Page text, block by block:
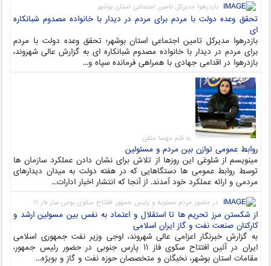
بازدرهوا مدیرکل تامین اجتماعی استان بوشهر
تحقق وعده دولت با مردم برای مردم در دیدار با خانواده مصدوم شبانکاره
ای
بازدرهوا مدیرکل تامین اجتماعی استان بوشهر؛ تحقق وعده دولت با مردم
برای مردم در دیدار با خانواده مصدوم شبانکاره ای به گزارش عالی شهروند،
بازدرهوا در اقدامی جهادی با همراهی فرمانده سپاه و...
به قلم مهسا متقی
روابط عمومی توازن بین مردم و مسئولین
مینویسم از شلوغی این روزها از تلاش برای نشان دادن عملکرد سازمان ها
توسط روابط عمومی ها دستگاهایی که در هفته دولت به میدان دیدارهای
مردمی و ارائه عملکرد خود آمدند. از آنجا که انتشار اخبار ادارات...
در حضور مردم عسلویه و رئیس جمهور افتتاح سکوی بومی ساز فاز ۱۱
از شکستن مرز تحریم ها تا استقلال و اعتماد به نفس بین مسولین ارشد و
کارکنان صنعت نفت و گاز ایران اسلامی
به گزارش خبرنگار اعزامی عالی شهروند، اوجی وزیر نفت جمهوری اسلامی
ایران در آئین افتتاح سکوی فاز ۱۱ پارس جنوبی در حضور رئیس جمهور،
مقامات استان بوشهر، نخبگان و متخصصان حوزه نفت و گاز و بویژه...